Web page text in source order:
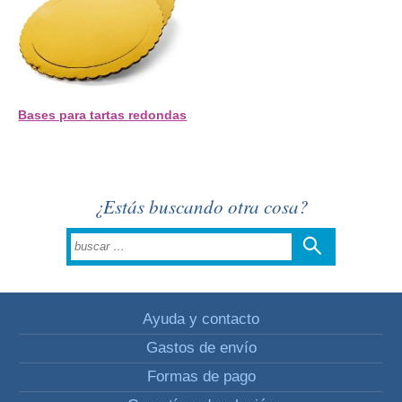
Bases para tartas redondas
¿Estás buscando otra cosa?
Ayuda y contacto
Gastos de envío
Formas de pago